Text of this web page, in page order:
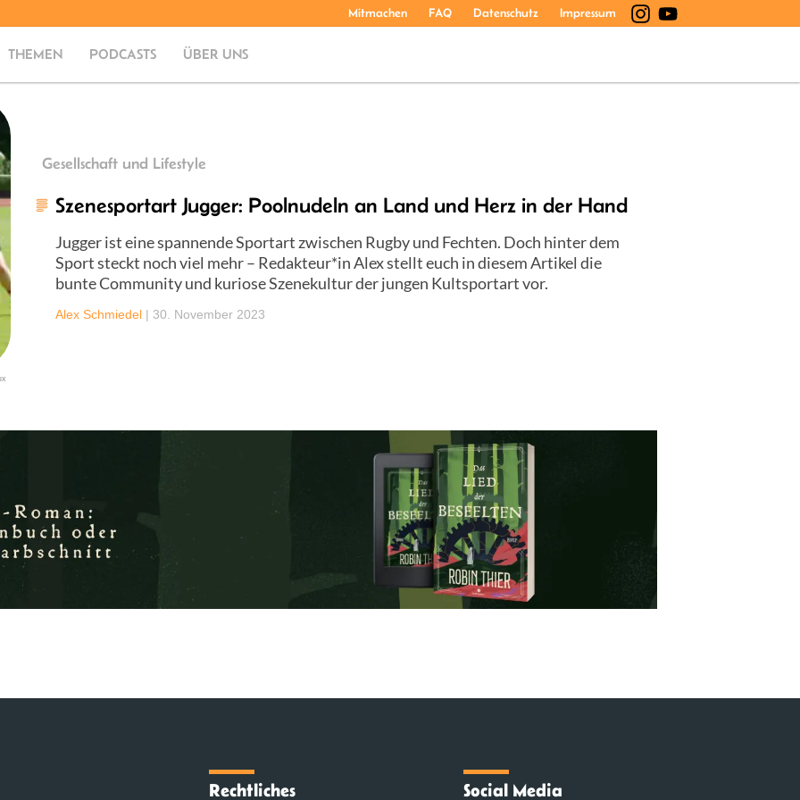
Mitmachen FAQ Datenschutz Impressum
THEMEN PODCASTS ÜBER UNS
Gesellschaft und Lifestyle
Szenesportart Jugger: Poolnudeln an Land und Herz in der Hand
Jugger ist eine spannende Sportart zwischen Rugby und Fechten. Doch hinter dem
Sport steckt noch viel mehr – Redakteur*in Alex stellt euch in diesem Artikel die
bunte Community und kuriose Szenekultur der jungen Kultsportart vor.
Alex Schmiedel | 30. November 2023
Rechtliches Social Media